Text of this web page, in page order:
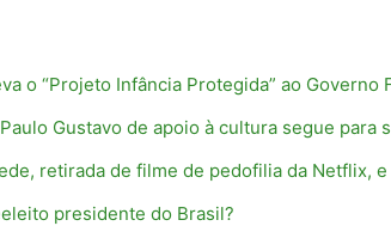
o “Projeto Infância Protegida” ao Governo
Gustavo de apoio à cultura segue para
retirada de filme de pedofilia da Netflix,
presidente do Brasil?